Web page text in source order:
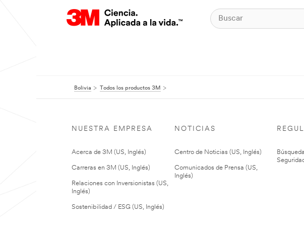
Bolivia Todos los productos 3M
NUESTRA EMPRESA
Acerca de 3M (US, Inglés)
Carreras en 3M (US, Inglés)
Relaciones con Inversionistas (US,
Inglés)
Sostenibilidad / ESG (US, Inglés)
NOTICIAS
Centro de Noticias (US, Inglés)
Comunicados de Prensa (US,
Inglés)